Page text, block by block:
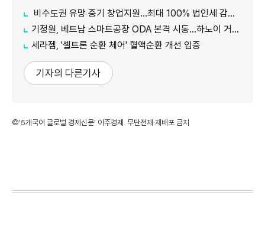
비수도권 유망 중기 창업지원...최대 100% 법인세 감면 나서
기정원, 베트남 스마트공장 ODA 본격 시동...하노이 거점 개소
세라젬, '셀트론 순환 체어' 혈액순환 개선 입증
기자의 다른기사
©'5개국어 글로벌 경제신문' 아주경제. 무단전재·재배포 금지